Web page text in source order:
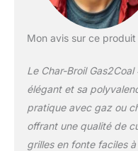
Mon avis sur ce produit
Le Char-Broil
élégant et sa
pratique avec gaz ou
offrant une qualité de
grilles en fonte faciles